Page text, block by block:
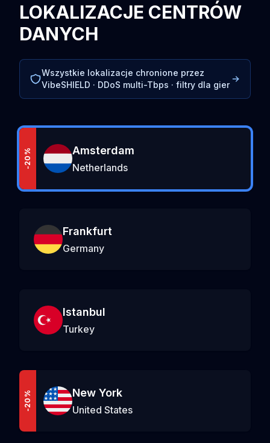
LOKALIZACJE CENTRÓW
DANYCH
Wszystkie lokalizacje chronione przez
VibeSHIELD · DDoS multi-Tbps · filtry dla gier
-20% Amsterdam
Netherlands
Frankfurt
Germany
Istanbul
Turkey
-20% New York
United States